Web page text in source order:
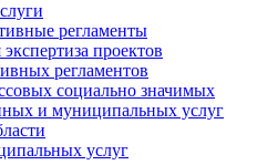
регламенты
проектов
регламентов
социально значимых
и муниципальных услуг
услуг